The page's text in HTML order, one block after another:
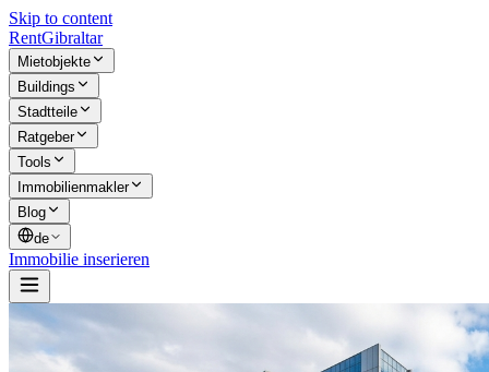
Skip to content
RentGibraltar
Mietobjekte
Buildings
Stadtteile
Ratgeber
Tools
Immobilienmakler
Blog
de
Immobilie inserieren